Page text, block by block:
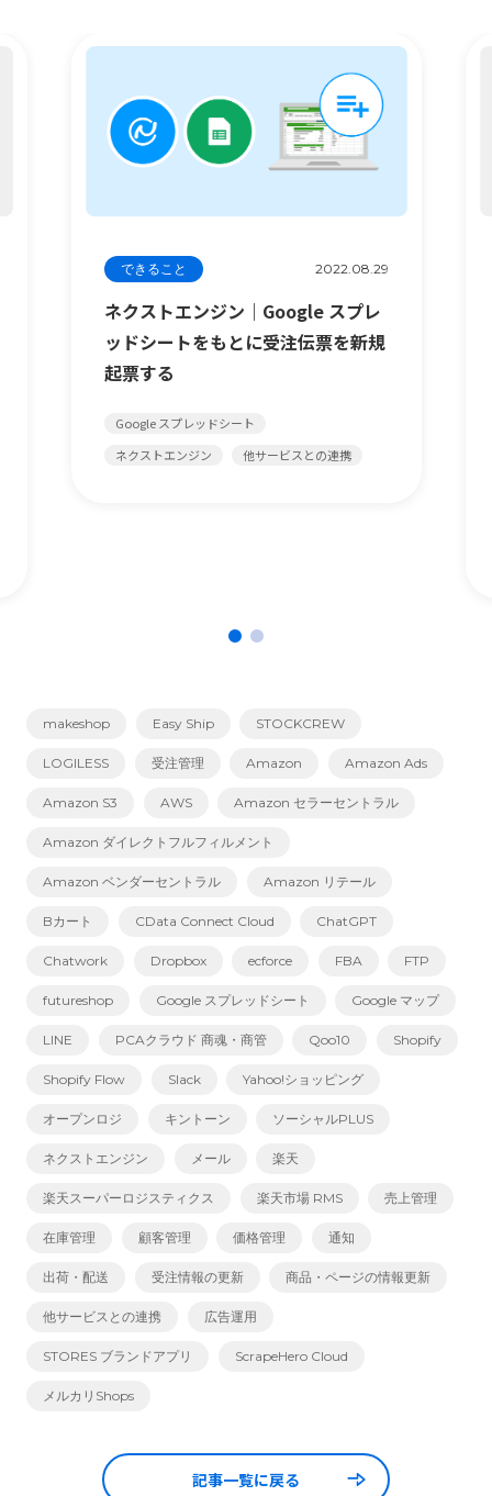
できること 2022.08.29
ネクストエンジン｜Google スプレ
ッドシートをもとに受注伝票を新規
起票する
Google スプレッドシート
ネクストエンジン
他サービスとの連携
makeshop Easy Ship STOCKCREW
LOGILESS 受注管理 Amazon Amazon Ads
Amazon S3 AWS Amazon セラーセントラル
Amazon ダイレクトフルフィルメント
Amazon ベンダーセントラル Amazon リテール
Bカート CData Connect Cloud ChatGPT
Chatwork Dropbox ecforce FBA FTP
futureshop Google スプレッドシート Google マップ
LINE PCAクラウド 商魂・商管 Qoo10 Shopify
Shopify Flow Slack Yahoo!ショッピング
オープンロジ キントーン ソーシャルPLUS
ネクストエンジン メール 楽天
楽天スーパーロジスティクス 楽天市場 RMS 売上管理
在庫管理 顧客管理 価格管理 通知
出荷・配送 受注情報の更新 商品・ページの情報更新
他サービスとの連携 広告運用
STORES ブランドアプリ ScrapeHero Cloud
メルカリShops
記事一覧に戻る